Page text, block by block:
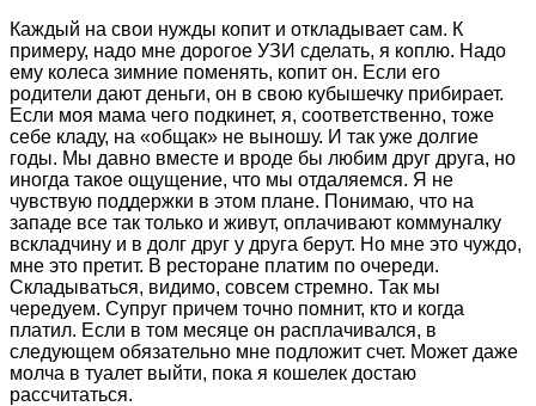
Каждый на свои нужды копит и откладывает сам. К
примеру, надо мне дорогое УЗИ сделать, я коплю. Надо
ему колеса зимние поменять, копит он. Если его
родители дают деньги, он в свою кубышечку прибирает.
Если моя мама чего подкинет, я, соответственно, тоже
себе кладу, на «общак» не выношу. И так уже долгие
годы. Мы давно вместе и вроде бы любим друг друга, но
иногда такое ощущение, что мы отдаляемся. Я не
чувствую поддержки в этом плане. Понимаю, что на
западе все так только и живут, оплачивают коммуналку
вскладчину и в долг друг у друга берут. Но мне это чуждо,
мне это претит. В ресторане платим по очереди.
Складываться, видимо, совсем стремно. Так мы
чередуем. Супруг причем точно помнит, кто и когда
платил. Если в том месяце он расплачивался, в
следующем обязательно мне подложит счет. Может даже
молча в туалет выйти, пока я кошелек достаю
рассчитаться.